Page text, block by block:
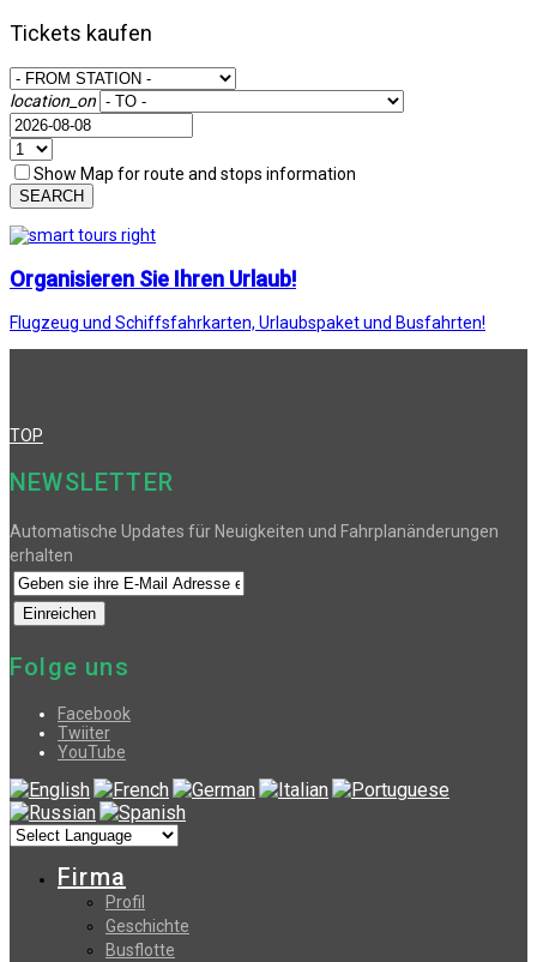
Tickets kaufen
location_on
Show Map for route and stops information
SEARCH
Organisieren Sie Ihren Urlaub!
Flugzeug und Schiffsfahrkarten, Urlaubspaket und Busfahrten!
TOP
NEWSLETTER
Automatische Updates für Neuigkeiten und Fahrplanänderungen
erhalten
Folge uns
Facebook
Twiiter
YouTube
Firma
Profil
Geschichte
Busflotte